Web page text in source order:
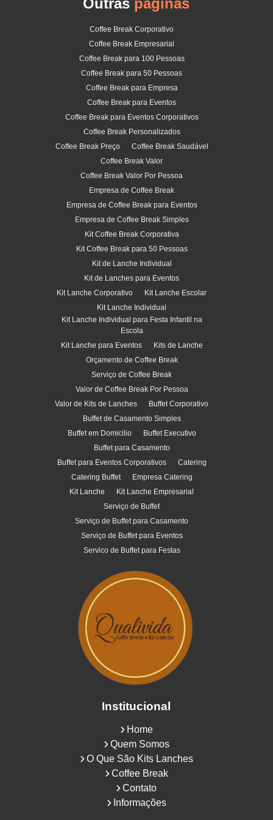
Outras páginas
Coffee Break Corporativo
Coffee Break Empresarial
Coffee Break para 100 Pessoas
Coffee Break para 50 Pessoas
Coffee Break para Empresa
Coffee Break para Eventos
Coffee Break para Eventos Corporativos
Coffee Break Personalizados
Coffee Break Preço
Coffee Break Saudável
Coffee Break Valor
Coffee Break Valor Por Pessoa
Empresa de Coffee Break
Empresa de Coffee Break para Eventos
Empresa de Coffee Break Simples
Kit Coffee Break Corporativa
Kit Coffee Break para 50 Pessoas
Kit de Lanche Individual
Kit de Lanches para Eventos
Kit Lanche Corporativo
Kit Lanche Escolar
Kit Lanche Individual
Kit Lanche Individual para Festa Infantil na
Escola
Kit Lanche para Eventos
Kits de Lanche
Orçamento de Coffee Break
Serviço de Coffee Break
Valor de Coffee Break Por Pessoa
Valor de Kits de Lanches
Buffet Corporativo
Buffet de Casamento Simples
Buffet em Domicilio
Buffet Executivo
Buffet para Casamento
Buffet para Eventos Corporativos
Catering
Catering Buffet
Empresa Catering
Kit Lanche
Kit Lanche Empresarial
Serviço de Buffet
Serviço de Buffet para Casamento
Serviço de Buffet para Eventos
Servico de Buffet para Festas
Institucional
Home
Quem Somos
O Que São Kits Lanches
Coffee Break
Contato
Informações